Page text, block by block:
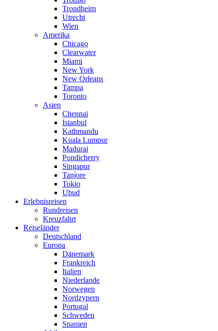
Trondheim
Utrecht
Wien
Amerika
Chicago
Clearwater
Miami
New York
New Orleans
Tampa
Toronto
Asien
Chennai
Istanbul
Kathmandu
Kuala Lumpur
Madurai
Pondicherry
Singapur
Tanjore
Tokio
Ubud
Erlebnisreisen
Rundreisen
Kreuzfahrt
Reiseländer
Deutschland
Europa
Dänemark
Frankreich
Italien
Niederlande
Norwegen
Nordzypern
Portugal
Schweden
Spanien